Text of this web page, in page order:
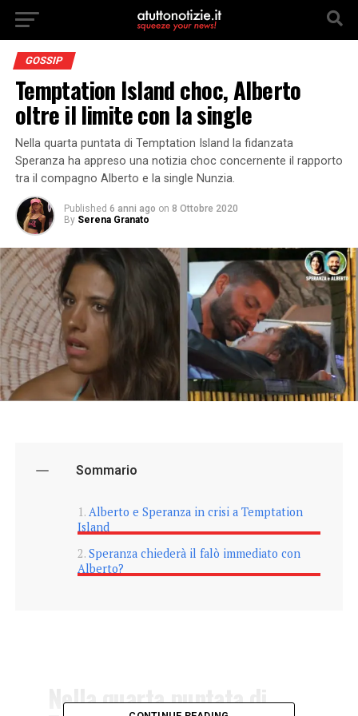
GOSSIP
Temptation Island choc, Alberto
oltre il limite con la single
Nella quarta puntata di Temptation Island la fidanzata
Speranza ha appreso una notizia choc concernente il rapporto
tra il compagno Alberto e la single Nunzia.
Published 6 anni ago on 8 Ottobre 2020
By Serena Granato
Sommario
Alberto e Speranza in crisi a Temptation
Island
Speranza chiederà il falò immediato con
Alberto?
Nella quarta puntata di